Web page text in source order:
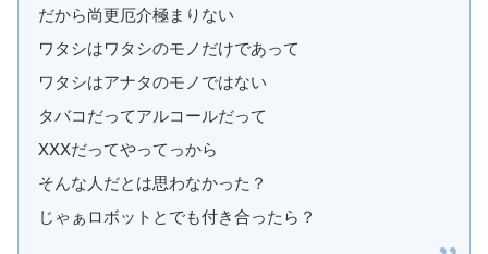
だから尚更厄介極まりない
ワタシはワタシのモノだけであって
ワタシはアナタのモノではない
タバコだってアルコールだって
XXXだってやってっから
そんな人だとは思わなかった？
じゃぁロボットとでも付き合ったら？